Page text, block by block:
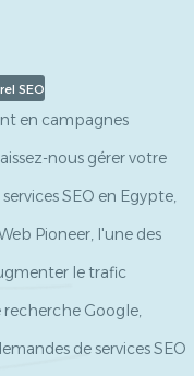
SEO
en campagnes
nous gérer votre
SEO en Egypte,
Pioneer, l'une des
le trafic
Google,
de services SEO